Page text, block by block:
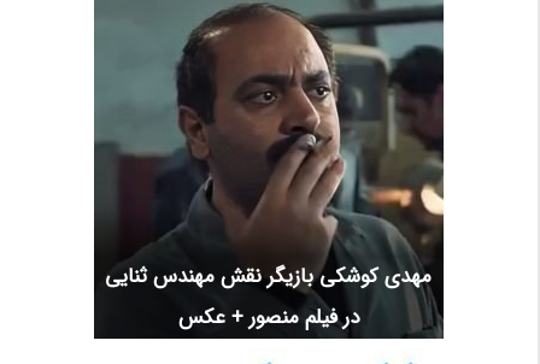
مهدی کوشکی بازیگر نقش مهندس ثنایی
در فیلم منصور + عکس